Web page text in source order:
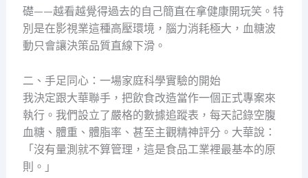
礎——越看越覺得過去的自己簡直在拿健康開玩笑。特
別是在影視業這種高壓環境，腦力消耗極大，血糖波
動只會讓決策品質直線下滑。
二、手足同心：一場家庭科學實驗的開始
我決定跟大華聯手，把飲食改造當作一個正式專案來
執行。我們設立了嚴格的數據追蹤表，每天記錄空腹
血糖、體重、體脂率、甚至主觀精神評分。大華說：
「沒有量測就不算管理，這是食品工業裡最基本的原
則。」